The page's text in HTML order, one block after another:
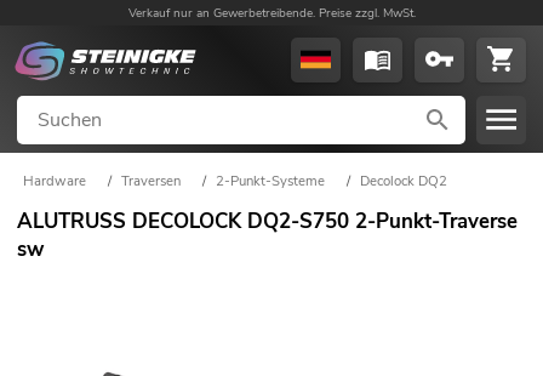
Verkauf nur an Gewerbetreibende. Preise zzgl. MwSt.
Hardware / Traversen / 2-Punkt-Systeme / Decolock DQ2
ALUTRUSS DECOLOCK DQ2-S750 2-Punkt-Traverse
sw